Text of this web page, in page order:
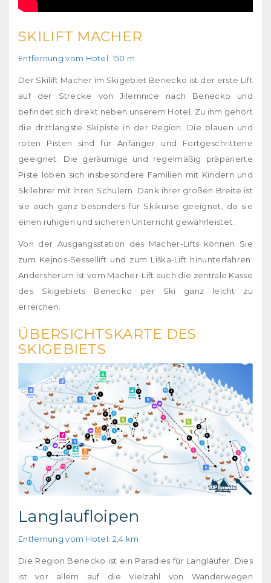
SKILIFT MACHER
Entfernung vom Hotel: 150 m
Der Skilift Macher im Skigebiet Benecko ist der erste Lift
auf der Strecke von Jilemnice nach Benecko und
befindet sich direkt neben unserem Hotel. Zu ihm gehört
die drittlängste Skipiste in der Region. Die blauen und
roten Pisten sind für Anfänger und Fortgeschrittene
geeignet. Die geräumige und regelmäßig präparierte
Piste loben sich insbesondere Familien mit Kindern und
Skilehrer mit ihren Schülern. Dank ihrer großen Breite ist
sie auch ganz besonders für Skikurse geeignet, da sie
einen ruhigen und sicheren Unterricht gewährleistet.
Von der Ausgangsstation des Macher-Lifts können Sie
zum Kejnos-Sessellift und zum Liška-Lift hinunterfahren.
Andersherum ist vom Macher-Lift auch die zentrale Kasse
des Skigebiets Benecko per Ski ganz leicht zu
erreichen.
ÜBERSICHTSKARTE DES
SKIGEBIETS
Langlaufloipen
Entfernung vom Hotel: 2,4 km
Die Region Benecko ist ein Paradies für Langläufer. Dies
ist vor allem auf die Vielzahl von Wanderwegen